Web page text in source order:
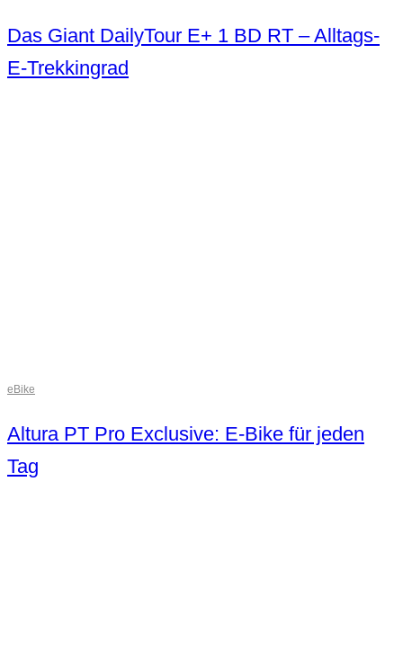
Das Giant DailyTour E+ 1 BD RT – Alltags-
E-Trekkingrad
eBike
Altura PT Pro Exclusive: E-Bike für jeden
Tag